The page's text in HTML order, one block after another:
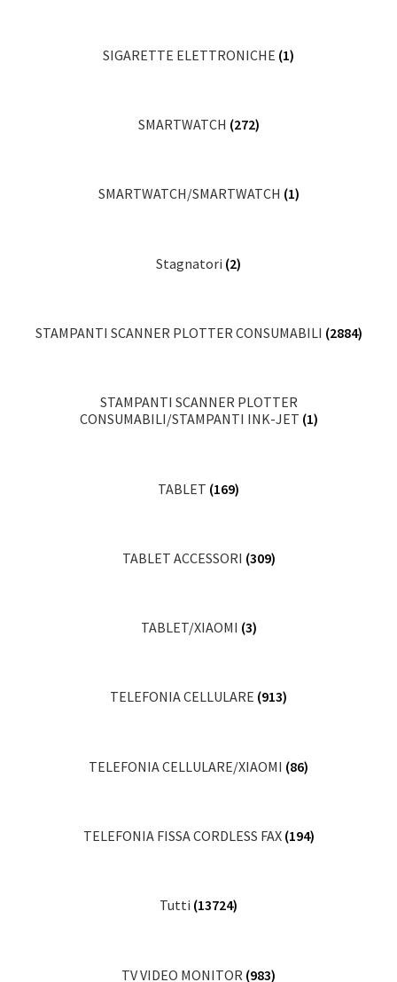
SIGARETTE ELETTRONICHE (1)
SMARTWATCH (272)
SMARTWATCH/SMARTWATCH (1)
Stagnatori (2)
STAMPANTI SCANNER PLOTTER CONSUMABILI (2884)
STAMPANTI SCANNER PLOTTER
CONSUMABILI/STAMPANTI INK-JET (1)
TABLET (169)
TABLET ACCESSORI (309)
TABLET/XIAOMI (3)
TELEFONIA CELLULARE (913)
TELEFONIA CELLULARE/XIAOMI (86)
TELEFONIA FISSA CORDLESS FAX (194)
Tutti (13724)
TV VIDEO MONITOR (983)